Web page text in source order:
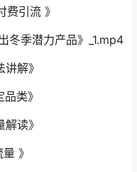
引流 》
冬季潜力产品》_1.mp4
解》
类》
读》
》